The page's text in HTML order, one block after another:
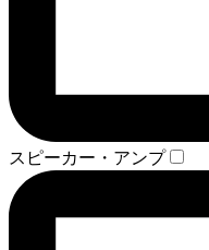
スピーカー・アンプ